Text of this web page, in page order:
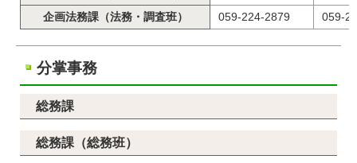
企画法務課（法務・調査班）
059-224-2879 059-
分掌事務
総務課
総務課（総務班）